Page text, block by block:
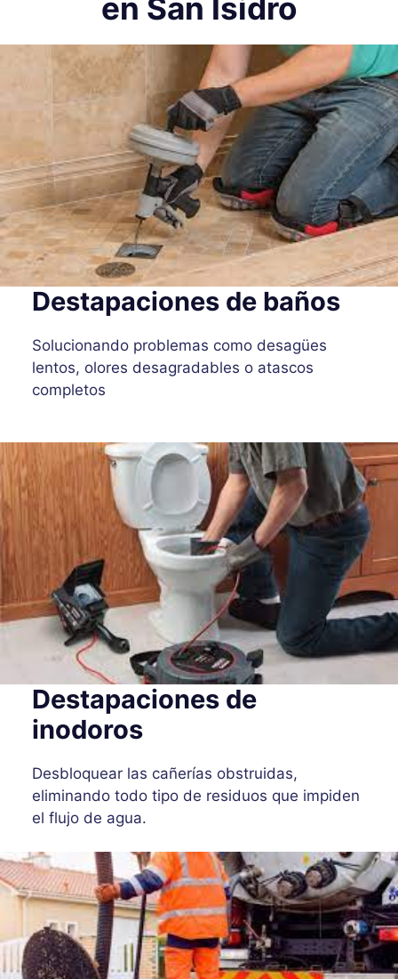
en San Isidro
Destapaciones de baños
Solucionando problemas como desagües
lentos, olores desagradables o atascos
completos
Destapaciones de
inodoros
Desbloquear las cañerías obstruidas,
eliminando todo tipo de residuos que impiden
el flujo de agua.